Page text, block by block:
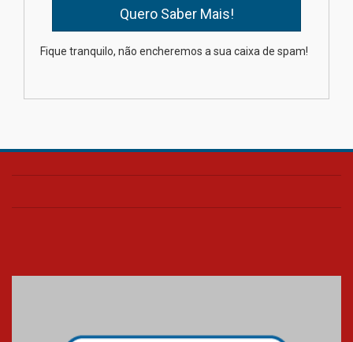
na educação dos filhos além da
Fique tranquilo, não encheremos a sua caixa de spam!